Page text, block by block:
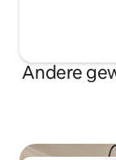
Andere